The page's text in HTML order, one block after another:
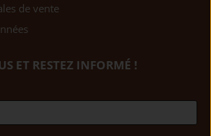
de vente
ET RESTEZ INFORMÉ !